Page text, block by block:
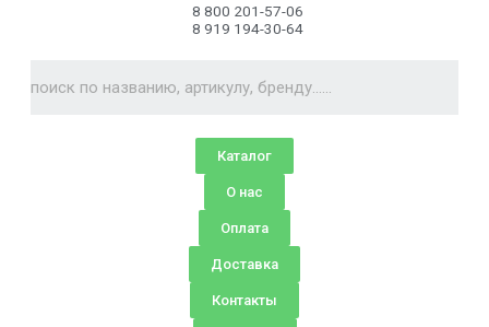
8 800 201-57-06
8 919 194-30-64
Каталог
О нас
Оплата
Доставка
Контакты